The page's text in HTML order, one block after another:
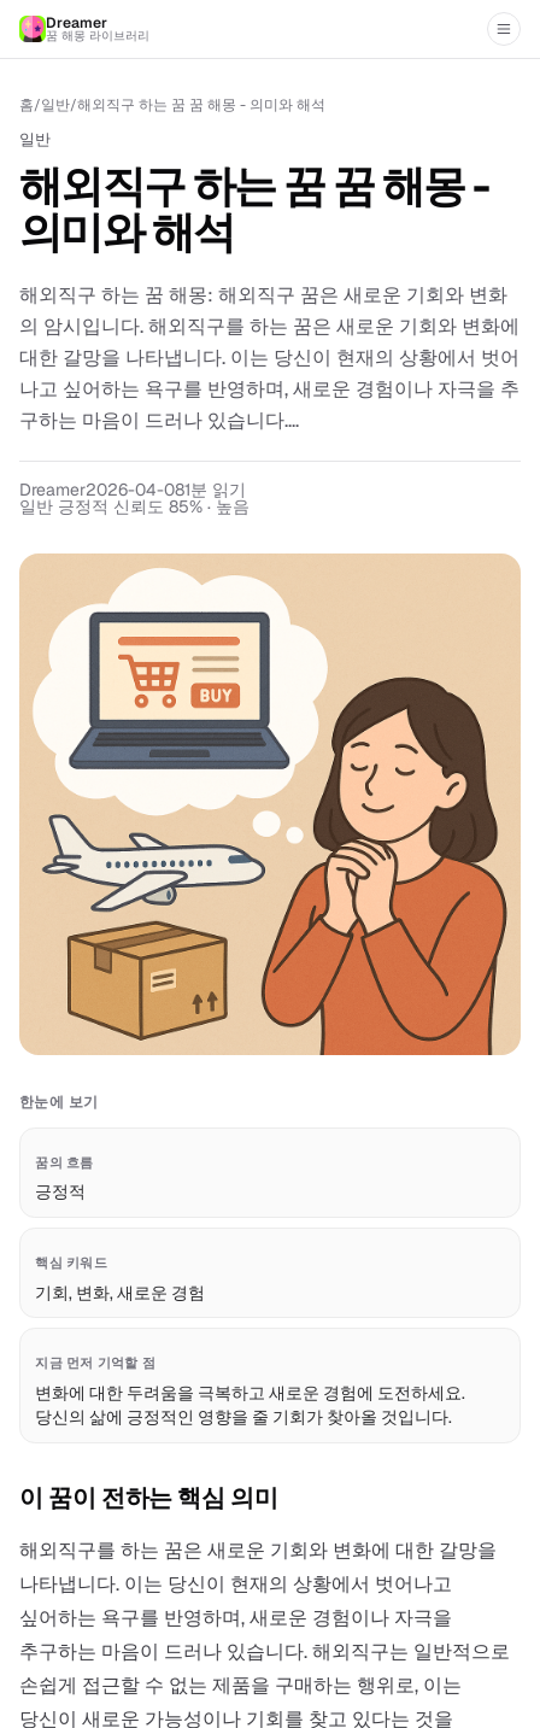
Dreamer
꿈 해몽 라이브러리
홈/일반/해외직구 하는 꿈 꿈 해몽 - 의미와 해석
일반
해외직구 하는 꿈 꿈 해몽 -
의미와 해석
해외직구 하는 꿈 해몽: 해외직구 꿈은 새로운 기회와 변화
의 암시입니다. 해외직구를 하는 꿈은 새로운 기회와 변화에
대한 갈망을 나타냅니다. 이는 당신이 현재의 상황에서 벗어
나고 싶어하는 욕구를 반영하며, 새로운 경험이나 자극을 추
구하는 마음이 드러나 있습니다....
Dreamer2026-04-081분 읽기
일반 긍정적 신뢰도 85% · 높음
한눈에 보기
꿈의 흐름
긍정적
핵심 키워드
기회, 변화, 새로운 경험
지금 먼저 기억할 점
변화에 대한 두려움을 극복하고 새로운 경험에 도전하세요.
당신의 삶에 긍정적인 영향을 줄 기회가 찾아올 것입니다.
이 꿈이 전하는 핵심 의미
해외직구를 하는 꿈은 새로운 기회와 변화에 대한 갈망을
나타냅니다. 이는 당신이 현재의 상황에서 벗어나고
싶어하는 욕구를 반영하며, 새로운 경험이나 자극을
추구하는 마음이 드러나 있습니다. 해외직구는 일반적으로
손쉽게 접근할 수 없는 제품을 구매하는 행위로, 이는
당신이 새로운 가능성이나 기회를 찾고 있다는 것을